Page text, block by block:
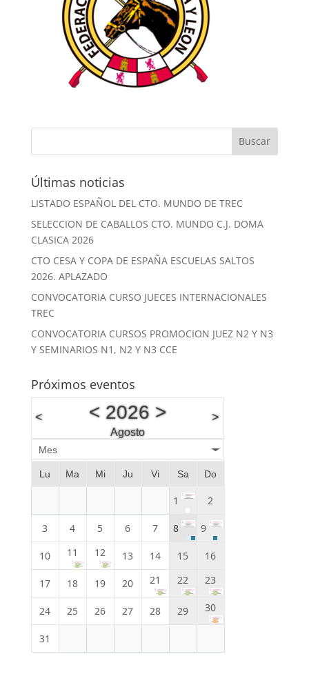
Últimas noticias
LISTADO ESPAÑOL DEL CTO. MUNDO DE TREC
SELECCION DE CABALLOS CTO. MUNDO C.J. DOMA
CLASICA 2026
CTO CESA Y COPA DE ESPAÑA ESCUELAS SALTOS
2026. APLAZADO
CONVOCATORIA CURSO JUECES INTERNACIONALES
TREC
CONVOCATORIA CURSOS PROMOCION JUEZ N2 Y N3
Y SEMINARIOS N1, N2 Y N3 CCE
Próximos eventos
< < 2026>
Agosto
>
Mes
Lu Ma Mi Ju Vi Sa Do
1 2
3 4 5 6 7 8 9
10 11 12 13 14 15 16
17 18 19 20 21 22 23
24 25 26 27 28 29 30
31